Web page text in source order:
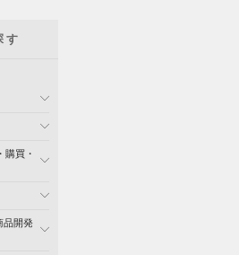
す
購買・
品開発